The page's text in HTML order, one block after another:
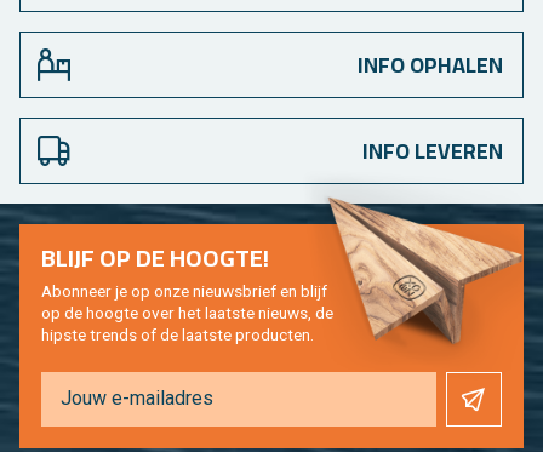
INFO OPHALEN
INFO LEVEREN
BLIJF OP DE HOOG­TE!
Abon­neer je op onze nieuws­brief en blijf
op de hoog­te over het laat­ste nieuws, de
hip­s­te trends of de laat­ste pro­duc­ten.